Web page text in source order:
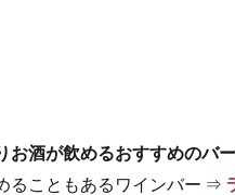
酒が飲めるおすすめのバ
ることもあるワインバー ⇒